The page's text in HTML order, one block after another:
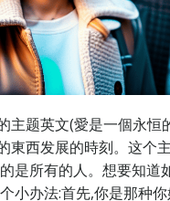
主题英文(愛是一個永恒
東西发展的時刻。这个
的是所有的人。想要知道
小办法:首先,你是那种